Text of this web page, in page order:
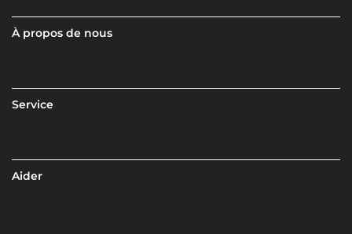
À propos de nous
Service
Aider